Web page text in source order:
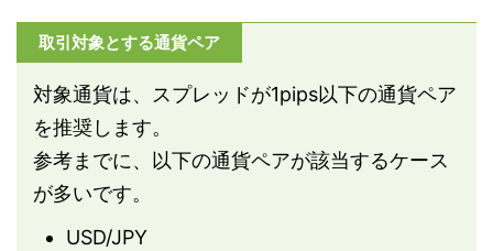
取引対象とする通貨ペア
対象通貨は、スプレッドが1pips以下の通貨ペア
を推奨します。
参考までに、以下の通貨ペアが該当するケース
が多いです。
USD/JPY